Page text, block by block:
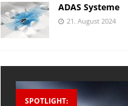
ADAS Systeme
21. August 2024
SPOTLIGHT: